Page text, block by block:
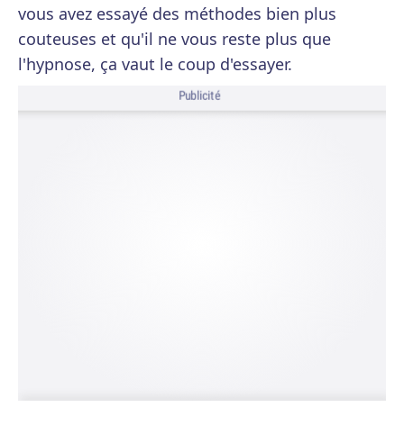
vous avez essayé des méthodes bien plus
couteuses et qu'il ne vous reste plus que
l'hypnose, ça vaut le coup d'essayer.
Publicité